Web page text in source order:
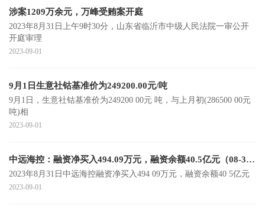
涉案1209万余元，万峰受贿案开庭
2023年8月31日上午9时30分，山东省临沂市中级人民法院一审公开
开庭审理
2023-09-01
9月1日生意社钴基准价为249200.00元/吨
9月1日，生意社钴基准价为249200 00元 吨，与上月初(286500 00元
吨)相
2023-09-01
中远海控：融资净买入494.09万元，融资余额40.5亿元（08-31）
2023年8月31日中远海控融资净买入494 09万元，融资余额40 5亿元
2023-09-01